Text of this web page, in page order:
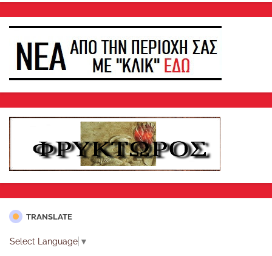
TRANSLATE
Select Language ▼